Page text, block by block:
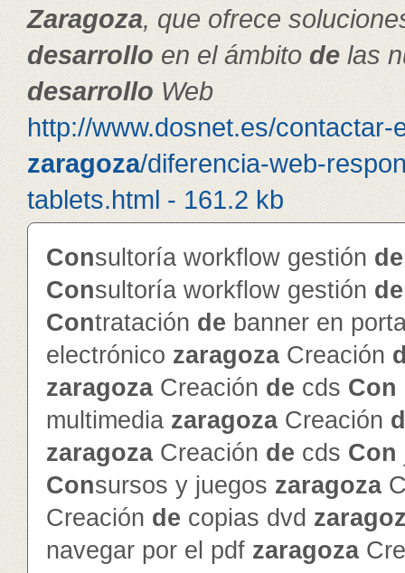
Zaragoza, que ofrece
desarrolloen el ámbitodelas
desarrolloWeb
http://www.dosnet.es/contactar-
zaragoza/diferencia-web-
tablets.html - 161.2 kb
Consultoría workflow gestión de
Consultoría workflow gestión de
Contratación de banner en
electrónico zaragozaCreación
zaragozaCreación de cds Con
multimedia zaragozaCreación
zaragozaCreación de cds Con
Consursos y juegos zaragoza
Creación de copias dvd
navegar por el pdf zaragoza